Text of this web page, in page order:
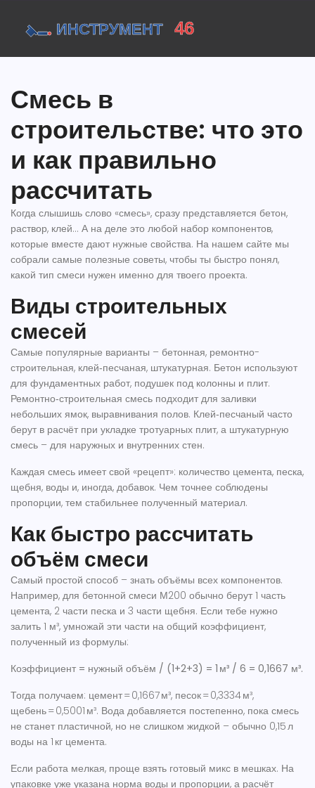
Смесь в
строительстве: что это
и как правильно
рассчитать
Когда слышишь слово «смесь», сразу представляется бетон,
раствор, клей… А на деле это любой набор компонентов,
которые вместе дают нужные свойства. На нашем сайте мы
собрали самые полезные советы, чтобы ты быстро понял,
какой тип смеси нужен именно для твоего проекта.
Виды строительных
смесей
Самые популярные варианты – бетонная, ремонтно-
строительная, клей‑песчаная, штукатурная. Бетон используют
для фундаментных работ, подушек под колонны и плит.
Ремонтно‑строительная смесь подходит для заливки
небольших ямок, выравнивания полов. Клей‑песчаный часто
берут в расчёт при укладке тротуарных плит, а штукатурную
смесь – для наружных и внутренних стен.
Каждая смесь имеет свой «рецепт»: количество цемента, песка,
щебня, воды и, иногда, добавок. Чем точнее соблюдены
пропорции, тем стабильнее полученный материал.
Как быстро рассчитать
объём смеси
Самый простой способ – знать объёмы всех компонентов.
Например, для бетонной смеси М200 обычно берут 1 часть
цемента, 2 части песка и 3 части щебня. Если тебе нужно
залить 1 м³, умножай эти части на общий коэффициент,
полученный из формулы:
Коэффициент = нужный объём / (1+2+3) = 1 м³ / 6 = 0,1667 м³.
Тогда получаем: цемент = 0,1667 м³, песок = 0,3334 м³,
щебень = 0,5001 м³. Вода добавляется постепенно, пока смесь
не станет пластичной, но не слишком жидкой – обычно 0,15 л
воды на 1 кг цемента.
Если работа мелкая, проще взять готовый микс в мешках. На
упаковке уже указана норма воды и пропорции, а расчёт